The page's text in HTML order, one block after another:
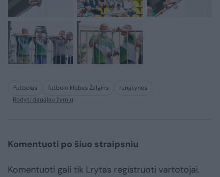
Futbolas futbolo klubas Žalgiris
rungtynės
Rodyti daugiau žymių
Komentuoti po šiuo straipsniu
Komentuoti gali tik Lrytas registruoti vartotojai.